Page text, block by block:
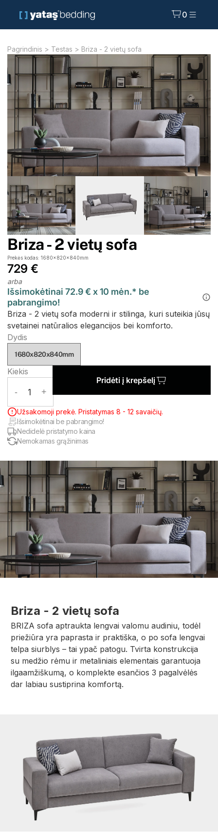
0
Pagrindinis > Testas > Briza - 2 vietų sofa
→
Briza - 2 vietų sofa
729 €
Prekės kodas: 1680x820x840mm
arba
Išsimokėtinai 72.9 € x 10 mėn.* be
pabrangimo!
Briza - 2 vietų sofa moderni ir stilinga, kuri suteikia jūsų
svetainei natūralios elegancijos bei komforto.
Dydis
1680x820x840mm
Kiekis
- 1 +
Pridėti į krepšelį
Užsakomoji prekė. Pristatymas 8 - 12 savaičių.
Išsimokėtinai be pabrangimo!
Nedidelė pristatymo kaina
Nemokamas grąžinimas
Briza - 2 vietų sofa
BRIZA sofa aptraukta lengvai valomu audiniu, todėl
priežiūra yra paprasta ir praktiška, o po sofa lengvai
telpa siurblys – tai ypač patogu. Tvirta konstrukcija
su medžio rėmu ir metaliniais elementais garantuoja
ilgaamžiškumą, o komplekte esančios 3 pagalvėlės
dar labiau sustiprina komfortą.